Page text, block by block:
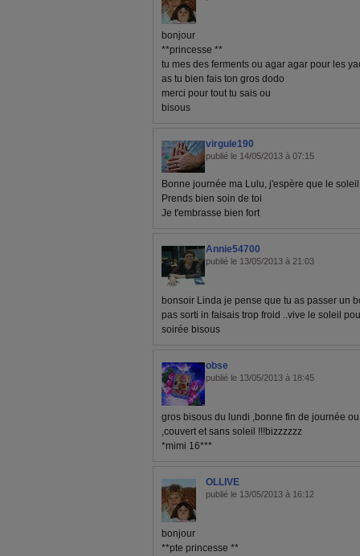
bonjour
**princesse **
tu mes des ferments ou agar agar pour les
as tu bien fais ton gros dodo
merci pour tout tu sais ou
bisous
virgule190
publié le 14/05/2013 à 07:15
Bonne journée ma Lulu, j'espère que le
Prends bien soin de toi
Je t'embrasse bien fort
Annie54700
publié le 13/05/2013 à 21:03
bonsoir Linda je pense que tu as passer un
pas sorti in faisais trop froid ..vive le soleil
soirée bisous
obse
publié le 13/05/2013 à 18:45
gros bisous du lundi ,bonne fin de journée
,couvert et sans soleil !!!bizzzzzz
*mimi 16***
OLLIVE
publié le 13/05/2013 à 16:12
bonjour
**pte princesse **